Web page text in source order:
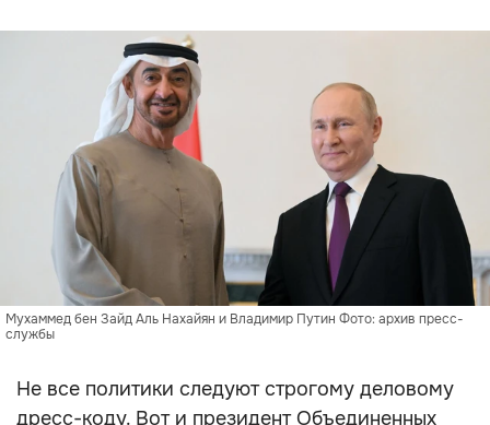
Мухаммед бен Зайд Аль Нахайян и Владимир Путин Фото: архив пресс-
службы
Не все политики следуют строгому деловому
дресс-коду. Вот и президент Объединенных